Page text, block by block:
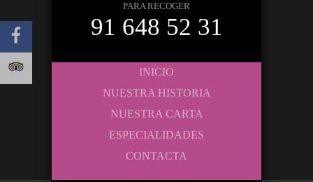
PARA RECOGER
91 648 52 31
INICIO
NUESTRA HISTORIA
NUESTRA CARTA
ESPECIALIDADES
CONTACTA